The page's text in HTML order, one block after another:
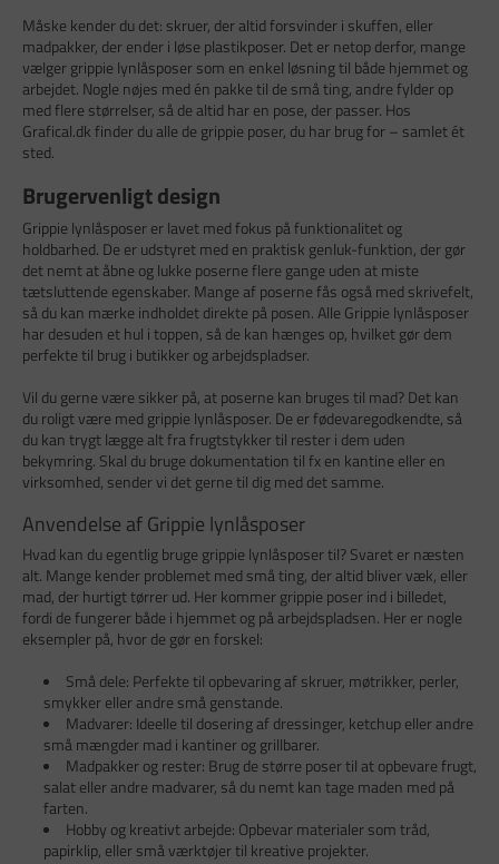
Måske kender du det: skruer, der altid forsvinder i skuffen, eller
madpakker, der ender i løse plastikposer. Det er netop derfor, mange
vælger grippie lynlåsposer som en enkel løsning til både hjemmet og
arbejdet. Nogle nøjes med én pakke til de små ting, andre fylder op
med flere størrelser, så de altid har en pose, der passer. Hos
Grafical.dk finder du alle de grippie poser, du har brug for – samlet ét
sted.
Brugervenligt design
Grippie lynlåsposer er lavet med fokus på funktionalitet og
holdbarhed. De er udstyret med en praktisk genluk-funktion, der gør
det nemt at åbne og lukke poserne flere gange uden at miste
tætsluttende egenskaber. Mange af poserne fås også med skrivefelt,
så du kan mærke indholdet direkte på posen. Alle Grippie lynlåsposer
har desuden et hul i toppen, så de kan hænges op, hvilket gør dem
perfekte til brug i butikker og arbejdspladser.
Vil du gerne være sikker på, at poserne kan bruges til mad? Det kan
du roligt være med grippie lynlåsposer. De er fødevaregodkendte, så
du kan trygt lægge alt fra frugtstykker til rester i dem uden
bekymring. Skal du bruge dokumentation til fx en kantine eller en
virksomhed, sender vi det gerne til dig med det samme.
Anvendelse af Grippie lynlåsposer
Hvad kan du egentlig bruge grippie lynlåsposer til? Svaret er næsten
alt. Mange kender problemet med små ting, der altid bliver væk, eller
mad, der hurtigt tørrer ud. Her kommer grippie poser ind i billedet,
fordi de fungerer både i hjemmet og på arbejdspladsen. Her er nogle
eksempler på, hvor de gør en forskel:
Små dele: Perfekte til opbevaring af skruer, møtrikker, perler,
smykker eller andre små genstande.
Madvarer: Ideelle til dosering af dressinger, ketchup eller andre
små mængder mad i kantiner og grillbarer.
Madpakker og rester: Brug de større poser til at opbevare frugt,
salat eller andre madvarer, så du nemt kan tage maden med på
farten.
Hobby og kreativt arbejde: Opbevar materialer som tråd,
papirklip, eller små værktøjer til kreative projekter.